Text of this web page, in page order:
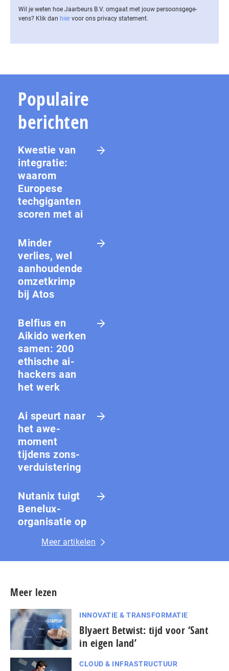
Wil je weten hoe Jaarbeurs B.V. omgaat met jouw per­soons­ge­ge­
vens? Klik dan hier voor ons privacy statement.
Populaire
berichten
Kwestie van
integratie:
waarom
Europese
techgiganten
scoren met ai
Minder
verlies, wel
aanhoudende
omzetkrimp
bij Atos
Belfius en
Aikido werken
samen: 200
ethische ai-
hackers aan
het werk
Ai speurt naar
het awe-
moment
tijdens zons­
ver­duis­te­ring
Nutanix tuigt
Benelux-
organisatie op
Meer artikelen
Meer lezen
INNOVATIE & TRANSFORMATIE
Blyaert Betwist: tijd voor ‘Sant
in eigen land’
CLOUD & INFRASTRUCTUUR